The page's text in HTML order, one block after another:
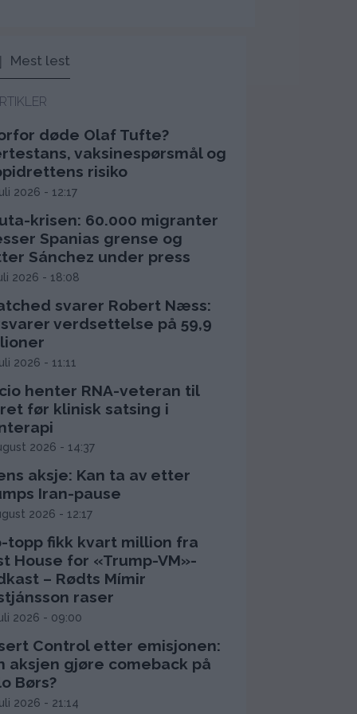
Mest lest
døde Olaf Tufte?
vaksinespørsmål og
risiko
2026 - 12:17
krisen: 60.000 migranter
Spanias grense og
Sánchez under press
2026 - 18:08
svarer Robert Næss:
verdsettelse på 59,9
2026 - 11:11
henter RNA-veteran til
før klinisk satsing i
2026 - 14:37
aksje: Kan ta av etter
Iran-pause
2026 - 12:17
topp fikk kvart million fra
House for «Trump-VM»-
– Rødts Mímir
raser
2026 - 09:00
Control etter emisjonen:
aksjen gjøre comeback på
Børs?
2026 - 21:14